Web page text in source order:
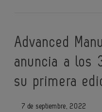
Advanced
anuncia a los
su primera
7 de septiembre, 2022